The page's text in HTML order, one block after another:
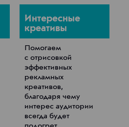
Интересные
креативы
Помогаем
с отрисовкой
эффективных
рекламных
креативов,
благодаря чему
интерес аудитории
всегда будет